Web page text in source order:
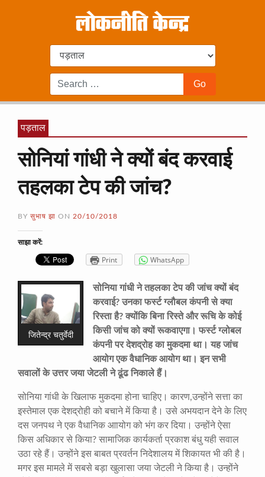
पड़ताल
सोनियां गांधी ने क्यों बंद करवाई
तहलका टेप की जांच?
BY सुभाष झा ON 20/10/2018
साझा करें:
Print WhatsApp
जितेन्द्र चतुर्वेदी
सोनिया गांधी ने तहलका टेप की जांच क्यों बंद
करवाई?उनका फर्स्ट ग्लौबल कंपनी से क्या
रिस्ता है?क्योंकि बिना रिस्ते और रूचि के कोई
किसी जांच को क्यों रूकवाएगा। फर्स्ट ग्लोबल
कंपनी पर देशद्रोह का मुकदमा था। यह जांच
आयोग एक वैधानिक आयोग था। इन सभी
सवालों के उत्तर जया जेटली ने ढूंढ निकाले हैं।
सोनिया गांधी के खिलाफ मुकदमा होना चाहिए। कारण,उन्होंने सत्ता का
इस्तेमाल एक देशद्रोही को बचाने में किया है। उसे अभयदान देने के लिए
दस जनपथ ने एक वैधानिक आायोग को भंग कर दिया। उन्होंने ऐसा
किस अधिकार से किया? सामाजिक कार्यकर्ता प्रकाश बंधु यही सवाल
उठा रहे हैं। उन्होंने इस बाबत प्रवर्तन निदेशालय में शिकायत भी की है।
मगर इस मामले में सबसे बड़ा खुलासा जया जेटली ने किया है। उन्होंने